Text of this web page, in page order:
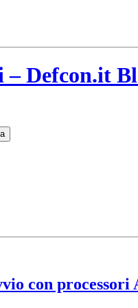
Defcon.it
con processori